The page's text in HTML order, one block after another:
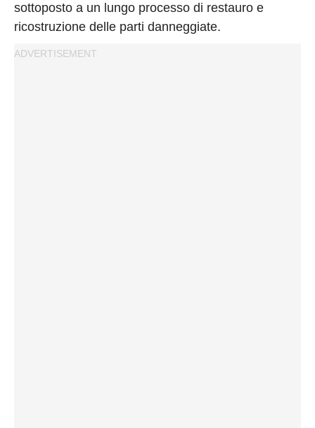
sottoposto a un lungo processo di restauro e
ricostruzione delle parti danneggiate.